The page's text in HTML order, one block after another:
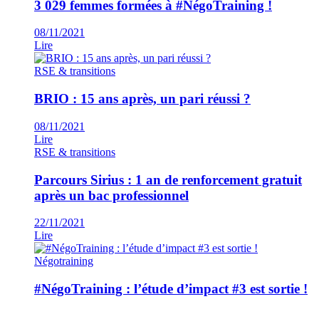
3 029 femmes formées à #NégoTraining !
08/11/2021
Lire
RSE & transitions
BRIO : 15 ans après, un pari réussi ?
08/11/2021
Lire
RSE & transitions
Parcours Sirius : 1 an de renforcement gratuit
après un bac professionnel
22/11/2021
Lire
Négotraining
#NégoTraining : l’étude d’impact #3 est sortie !